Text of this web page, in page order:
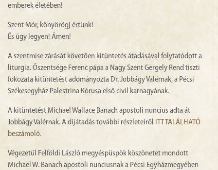
emberek életében!
Szent Mór, könyörögj értünk!
És úgy legyen! Ámen!
A szentmise zárását követően kitüntetés átadásával folytatódott a
liturgia. Őszentsége Ferenc pápa a Nagy Szent Gergely Rend tiszti
fokozata kitüntetést adományozta Dr. Jobbágy Valérnak, a Pécsi
Székesegyház Palestrina Kórusa első civil karnagyának.
A kitüntetést Michael Wallace Banach apostoli nuncius adta át
Jobbágy Valérnak. A díjátadás további részleteiről ITT TALÁLHATÓ
beszámoló.
Végezetül Felföldi László megyéspüspök köszönetet mondott
Michael W. Banach apostoli nunciusnak a Pécsi Egyházmegyében